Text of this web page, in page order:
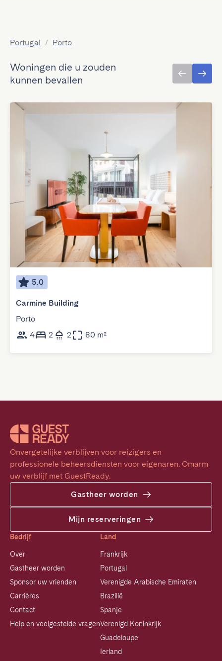
Portugal / Porto
Woningen die u zouden
kunnen bevallen
5.0
Carmine Building
Porto
4
2 2 80 m²
Onvergetelijke verblijven voor reizigers en
professionele beheersdiensten voor eigenaren. Omarm
uw verblijf met GuestReady.
Gastheer worden
Mijn reserveringen
Bedrijf
Over
Gastheer worden
Sponsor uw vrienden
Carrières
Contact
Help en veelgestelde vragen
Land
Frankrijk
Portugal
Verenigde Arabische Emiraten
Brazilië
Spanje
Verenigd Koninkrijk
Guadeloupe
Ierland